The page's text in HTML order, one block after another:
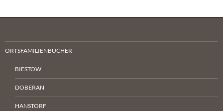
ORTSFAMILIENBÜCHER
BIESTOW
DOBERAN
HANSTORF